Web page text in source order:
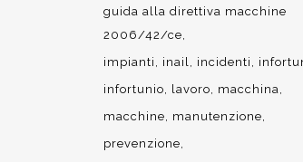
guida alla direttiva macchine
2006/42/ce
impianti
inail incidenti
infortunio
lavoro
macchina
macchine
manutenzione
prevenzione